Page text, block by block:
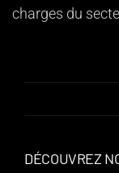
charges du
DÉCOUVREZ